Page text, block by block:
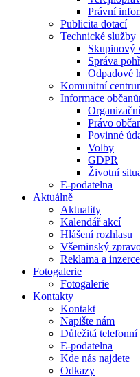
Právní
Publicita dotací
Technické služby
Skupinový
Správa
Odpadové
Komunitní
Informace
Právo
Povinné
Volby
GDPR
Životní
E-podatelna
Aktuálně
Aktuality
Kalendář akcí
Hlášení rozhlasu
Všeminský
Reklama a inzerce
Fotogalerie
Fotogalerie
Kontakty
Kontakt
Napište nám
Důležitá telefonní
E-podatelna
Kde nás najdete
Odkazy